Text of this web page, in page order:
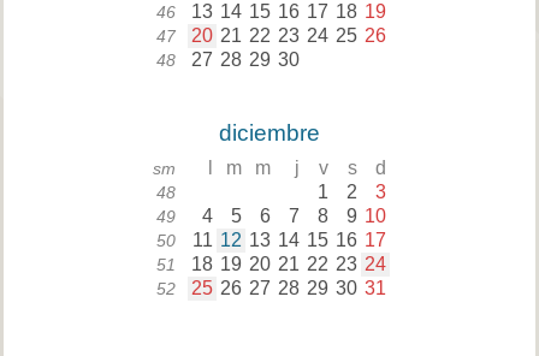
46 13 14 15 16 17 18 19
47 20 21 22 23 24 25 26
48 27 28 29 30
diciembre
sm m m j v s d
48 1 2 3
49 4 5 6 7 8 9 10
50 11 12 13 14 15 16 17
51 18 19 20 21 22 23 24
52 25 26 27 28 29 30 31